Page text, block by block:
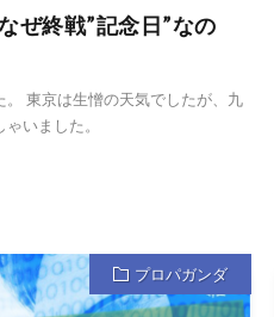
ぜ終戦”記念日”なの
東京は生憎の天気でしたが、九
いました。
プロパガンダ